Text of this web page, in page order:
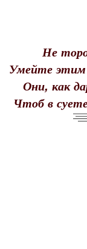
Не
Умейте этим
Они, как
Чтоб в